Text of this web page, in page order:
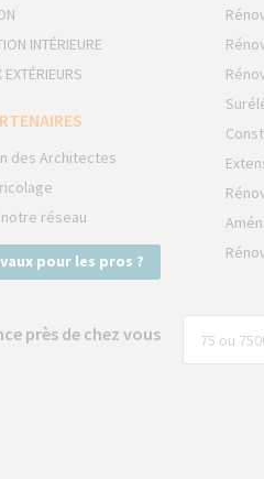
INTÉRIEURE
des Architectes
réseau
pour les pros ?
près de chez vous